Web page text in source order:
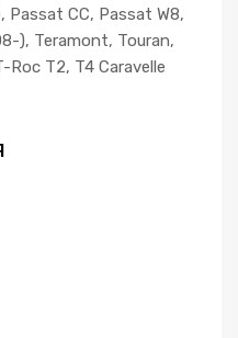
Passat CC, Passat W8,
), Teramont, Touran,
Roc T2, T4 Caravelle